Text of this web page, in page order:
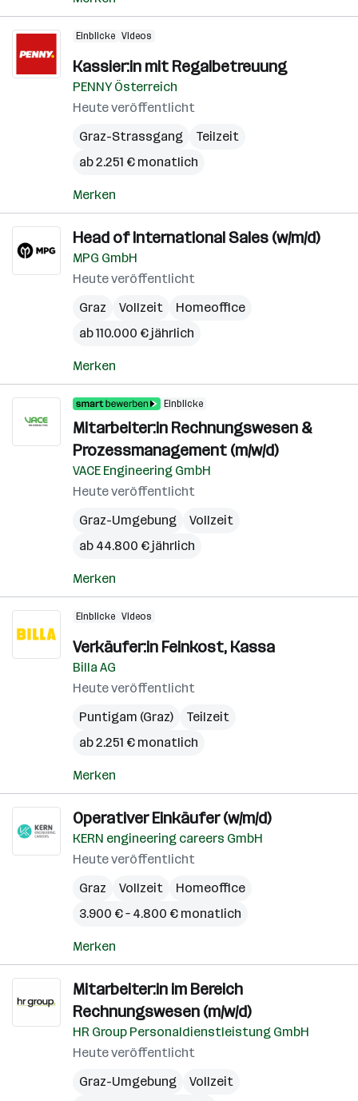
Einblicke Videos
Kassier:in mit Regalbetreuung
PENNY Österreich
Heute veröffentlicht
Graz-Strassgang
Teilzeit
ab 2.251 € monatlich
Merken
Head of International Sales (w/m/d)
MPG GmbH
Heute veröffentlicht
Graz
Vollzeit
Homeoffice
ab 110.000 € jährlich
Merken
Einblicke
Mitarbeiter:in Rechnungswesen &
Prozessmanagement (m/w/d)
VACE Engineering GmbH
Heute veröffentlicht
Graz-Umgebung
Vollzeit
ab 44.800 € jährlich
Merken
Einblicke Videos
Verkäufer:in Feinkost, Kassa
Billa AG
Heute veröffentlicht
Puntigam (Graz)
Teilzeit
ab 2.251 € monatlich
Merken
Operativer Einkäufer (w/m/d)
KERN engineering careers GmbH
Heute veröffentlicht
Graz
Vollzeit
Homeoffice
3.900 € – 4.800 € monatlich
Merken
Mitarbeiter:in im Bereich
Rechnungswesen (m/w/d)
HR Group Personaldienstleistung GmbH
Heute veröffentlicht
Graz-Umgebung
Vollzeit